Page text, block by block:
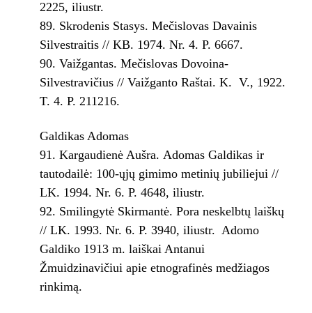
22­25, iliustr.
Skrodenis Stasys. Mečislovas Davainis
Silvestraitis // KB. 1974. Nr. 4. P. 66­67.
Vaižgantas. Mečislovas Dovoina­
Silvestravičius // Vaižganto Raštai. K. ­ V., 1922.
T. 4. P. 211­216.
Galdikas Adomas
Kargaudienė Aušra. Adomas Galdikas ir
tautodailė: 100-ųjų gimimo metinių jubiliejui //
LK. 1994. Nr. 6. P. 46­48, iliustr.
Smilingytė Skirmantė. Pora neskelbtų laiškų
// LK. 1993. Nr. 6. P. 39­40, iliustr. ­ Adomo
Galdiko 1913 m. laiškai Antanui
Žmuidzinavičiui apie etnografinės medžiagos
rinkimą.